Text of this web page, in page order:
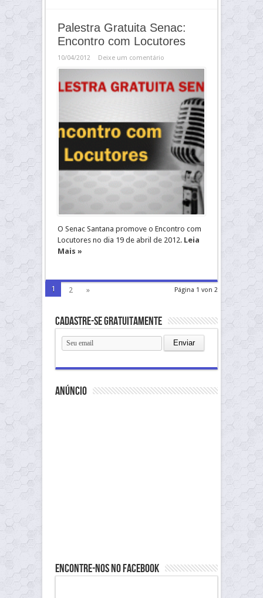
Palestra Gratuita Senac:
Encontro com Locutores
10/04/2012 Deixe um comentário
O Senac Santana promove o Encontro com
Locutores no dia 19 de abril de 2012. Leia
Mais »
Página 1 von 2
1 2 »
Cadastre-se gratuitamente
anúncio
Encontre-nos no Facebook